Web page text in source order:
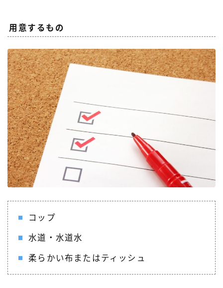
用意するもの
コップ
水道・水道水
柔らかい布またはティッシュ